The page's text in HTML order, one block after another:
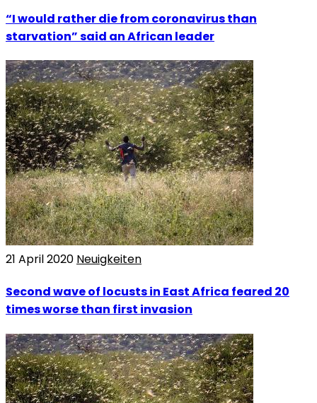
“I would rather die from coronavirus than
starvation” said an African leader
21 April 2020 Neuigkeiten
Second wave of locusts in East Africa feared 20
times worse than first invasion